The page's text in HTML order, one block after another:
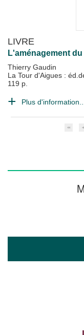
LIVRE
L'aménagement
Thierry Gaudin
La Tour d'Aigues :
119 p.
Plus d'information...